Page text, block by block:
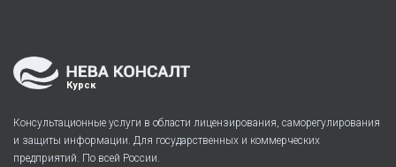
Курск
Консультационные услуги в области лицензирования, саморегулирования
и защиты информации. Для государственных и коммерческих
предприятий. По всей России.